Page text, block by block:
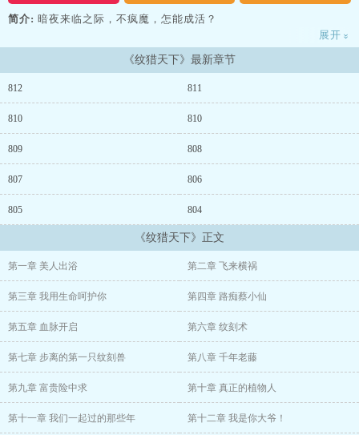
简介: 暗夜来临之际，不疯魔，怎能成活？
什么是对？什么是错？
谁是谁的良人？谁是谁的冤孽？
当青梅枯萎，竹马老去，少年步离为了她，甘愿逆天改命，为了她，
甘愿披星戴月，地狱人间。
谁是你的不离？
你会为谁不弃？
展开 »
《纹猎天下》最新章节
812 811
810 810
809 808
807 806
805 804
《纹猎天下》正文
第一章 美人出浴 第二章 飞来横祸
第三章 我用生命呵护你 第四章 路痴蔡小仙
第五章 血脉开启 第六章 纹刻术
第七章 步离的第一只纹刻兽 第八章 千年老藤
第九章 富贵险中求 第十章 真正的植物人
第十一章 我们一起过的那些年 第十二章 我是你大爷！